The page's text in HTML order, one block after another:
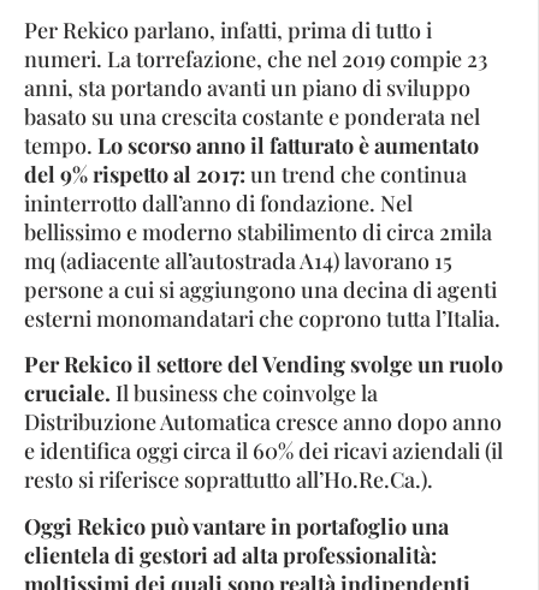
Per Rekico parlano, infatti, prima di tutto i
numeri. La torrefazione, che nel 2019 compie 23
anni, sta portando avanti un piano di sviluppo
basato su una crescita costante e ponderata nel
tempo. Lo scorso anno il fatturato è aumentato
del 9% rispetto al 2017: un trend che continua
ininterrotto dall’anno di fondazione. Nel
bellissimo e moderno stabilimento di circa 2mila
mq (adiacente all’autostrada A14) lavorano 15
persone a cui si aggiungono una decina di agenti
esterni monomandatari che coprono tutta l’Italia.
Per Rekico il settore del Vending svolge un ruolo
cruciale. Il business che coinvolge la
Distribuzione Automatica cresce anno dopo anno
e identifica oggi circa il 60% dei ricavi aziendali (il
resto si riferisce soprattutto all’Ho.Re.Ca.).
Oggi Rekico può vantare in portafoglio una
clientela di gestori ad alta professionalità:
moltissimi dei quali sono realtà indipendenti